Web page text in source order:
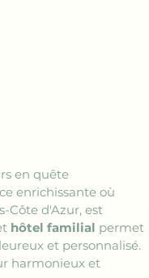
en quête
enrichissante où
Côte d'Azur, est
hôtel familial permet
et personnalisé.
harmonieux et